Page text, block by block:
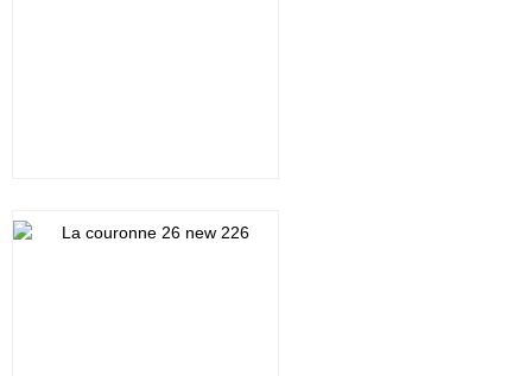
Cliquez sur la photo